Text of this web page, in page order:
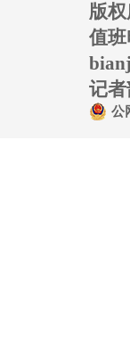
版
值班
记者
公